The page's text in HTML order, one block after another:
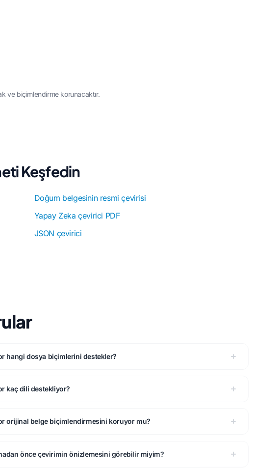
ve biçimlendirme korunacaktır.
Keşfedin
Doğum belgesinin resmi çevirisi
Yapay Zeka çevirici PDF
JSON çevirici
hangi dosya biçimlerini destekler?
kaç dili destekliyor?
orijinal belge biçimlendirmesini koruyor mu?
önce çevirimin önizlemesini görebilir miyim?